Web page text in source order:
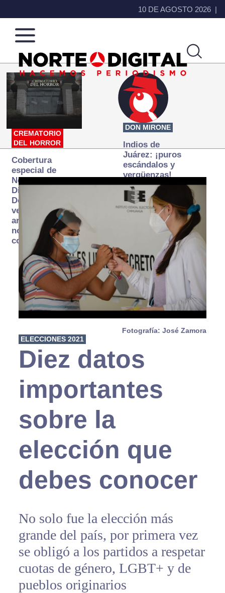
10 DE AGOSTO 2026
Norte
de
Ciudad
Más
que
noticias,
hacemos periodismo
CREMATORIO
DEL HORROR
Cobertura
especial de
Norte
Digital:
Donde la
verdad
arde… pero
no se
consume
DON MIRONE
Indios de
Juárez: ¡puros
escándalos y
vergüenzas!
Fotografía: José Zamora
ELECCIONES 2021
Diez datos
importantes
sobre la
elección que
debes conocer
No solo fue la elección más
grande del país, por primera vez
se obligó a los partidos a respetar
cuotas de género, LGBT+ y de
pueblos originarios